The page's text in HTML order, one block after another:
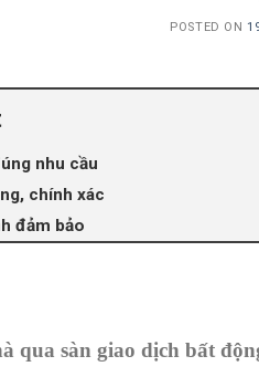
POSTED ON
nhu cầu
chính xác
đảm bảo
qua sàn giao dịch bất